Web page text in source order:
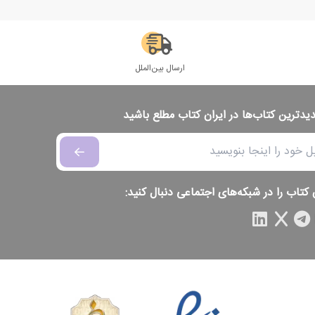
ارسال بین‌الملل
کتاب‌ها در ایران کتاب مطلع باشید
کتاب را در شبکه‌های اجتماعی دنبال کنید: